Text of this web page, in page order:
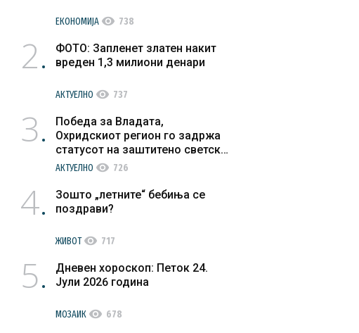
ЕКОНОМИЈА visibility 738
2
ФОТО: Запленет златен накит
вреден 1,3 милиони денари
АКТУЕЛНО visibility 737
3
Победа за Владата,
Охридскиот регион го задржа
статусот на заштитено светско
културно наследство
АКТУЕЛНО visibility 726
4
Зошто „летните“ бебиња се
поздрави?
ЖИВОТvisibility 717
5
Дневен хороскоп: Петок 24.
Јули 2026 година
МОЗАИК visibility 678